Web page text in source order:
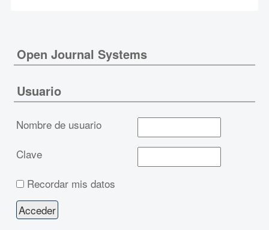
Open Journal Systems
Usuario
Nombre de usuario
Clave
Recordar mis datos